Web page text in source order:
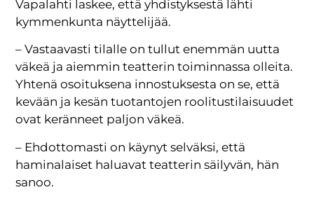
Vapalahti laskee, että yhdistyksestä lähti
kymmenkunta näyttelijää.
– Vastaavasti tilalle on tullut enemmän uutta
väkeä ja aiemmin teatterin toiminnassa olleita.
Yhtenä osoituksena innostuksesta on se, että
kevään ja kesän tuotantojen roolitustilaisuudet
ovat keränneet paljon väkeä.
– Ehdottomasti on käynyt selväksi, että
haminalaiset haluavat teatterin säilyvän, hän
sanoo.